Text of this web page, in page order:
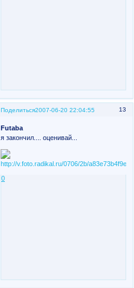
Поделиться 13
2007-06-20 22:04:55
Futaba
я закончил.... оценивай...
0